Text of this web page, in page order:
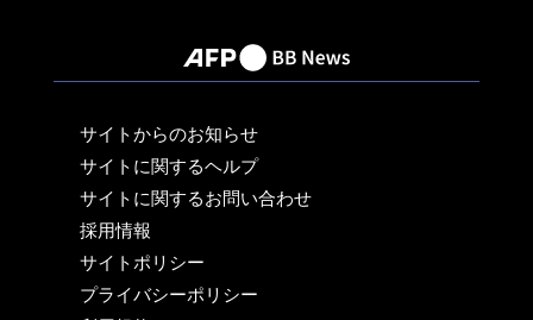
サイトからのお知らせ
サイトに関するヘルプ
サイトに関するお問い合わせ
採用情報
サイトポリシー
プライバシーポリシー